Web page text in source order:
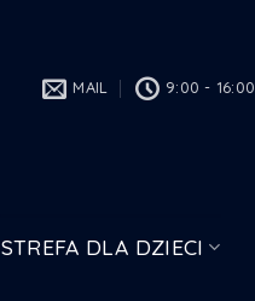
MAIL 9:00 - 16:00
STREFA DLA DZIECI